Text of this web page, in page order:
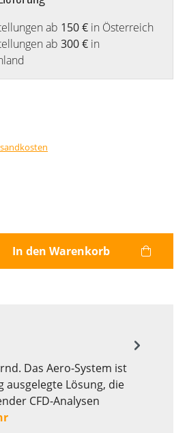
ab 150 € in Österreich
ab 300 € in
Gib den gewünschten
In den Warenkorb
Das Aero-System ist
ausgelegte Lösung, die
CFD-Analysen